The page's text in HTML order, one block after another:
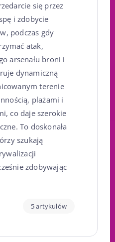
się przez
i zdobycie
podczas gdy
atak,
arsenału broni i
dynamiczną
terenie
plażami i
co daje szerokie
To doskonała
szukają
zdobywając
5 artykułów